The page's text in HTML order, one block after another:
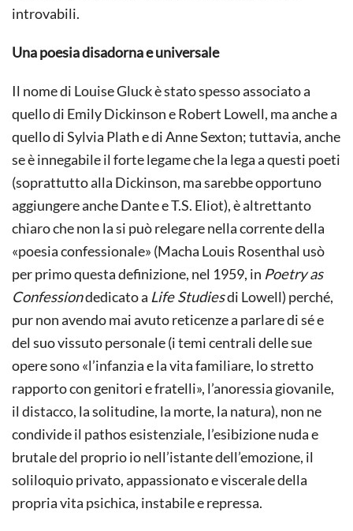
introvabili.
Una poesia disadorna e universale
Il nome di Louise Gluck è stato spesso associato a
quello di Emily Dickinson e Robert Lowell, ma anche a
quello di Sylvia Plath e di Anne Sexton; tuttavia, anche
se è innegabile il forte legame che la lega a questi poeti
(soprattutto alla Dickinson, ma sarebbe opportuno
aggiungere anche Dante e T.S. Eliot), è altrettanto
chiaro che non la si può relegare nella corrente della
«poesia confessionale» (Macha Louis Rosenthal usò
per primo questa definizione, nel 1959, in Poetry as
Confessiondedicato a Life Studiesdi Lowell) perché,
pur non avendo mai avuto reticenze a parlare di sé e
del suo vissuto personale (i temi centrali delle sue
opere sono «l’infanzia e la vita familiare, lo stretto
rapporto con genitori e fratelli», l’anoressia giovanile,
il distacco, la solitudine, la morte, la natura), non ne
condivide il pathos esistenziale, l’esibizione nuda e
brutale del proprio io nell’istante dell’emozione, il
soliloquio privato, appassionato e viscerale della
propria vita psichica, instabile e repressa.